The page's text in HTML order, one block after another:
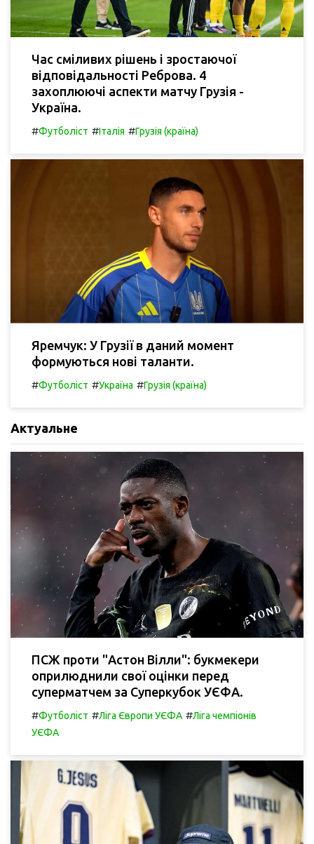
Час сміливих рішень і зростаючої
відповідальності Реброва. 4
захоплюючі аспекти матчу Грузія -
Україна.
#Футболіст #Італія #Грузія (країна)
Яремчук: У Грузії в даний момент
формуються нові таланти.
#Футболіст #Україна #Грузія (країна)
Актуальне
ПСЖ проти "Астон Вілли": букмекери
оприлюднили свої оцінки перед
суперматчем за Суперкубок УЄФА.
#Футболіст #Ліга Європи УЄФА #Ліга чемпіонів
УЄФА